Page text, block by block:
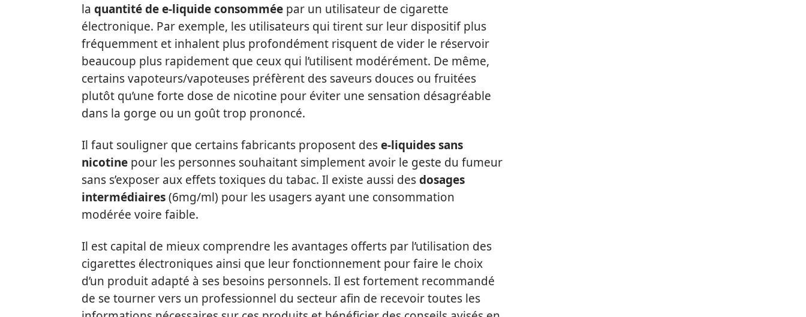
la quantité de e-liquide consommée par un utilisateur de cigarette
électronique. Par exemple, les utilisateurs qui tirent sur leur dispositif plus
fréquemment et inhalent plus profondément risquent de vider le réservoir
beaucoup plus rapidement que ceux qui l’utilisent modérément. De même,
certains vapoteurs/vapoteuses préfèrent des saveurs douces ou fruitées
plutôt qu’une forte dose de nicotine pour éviter une sensation désagréable
dans la gorge ou un goût trop prononcé.
Il faut souligner que certains fabricants proposent dese-liquides sans
nicotine pour les personnes souhaitant simplement avoir le geste du fumeur
sans s’exposer aux effets toxiques du tabac. Il existe aussi desdosages
intermédiaires(6mg/ml) pour les usagers ayant une consommation
modérée voire faible.
Il est capital de mieux comprendre les avantages offerts par l’utilisation des
cigarettes électroniques ainsi que leur fonctionnement pour faire le choix
d’un produit adapté à ses besoins personnels. Il est fortement recommandé
de se tourner vers un professionnel du secteur afin de recevoir toutes les